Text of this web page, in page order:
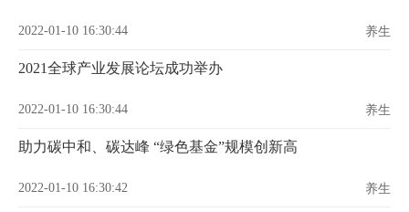
2022-01-10 16:30:44 养生
2021全球产业发展论坛成功举办
2022-01-10 16:30:44 养生
助力碳中和、碳达峰 “绿色基金”规模创新高
2022-01-10 16:30:42 养生